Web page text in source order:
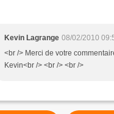
Kevin Lagrange 08/02/2010
<br /> Merci de votre
Kevin<br /> <br /> <br />